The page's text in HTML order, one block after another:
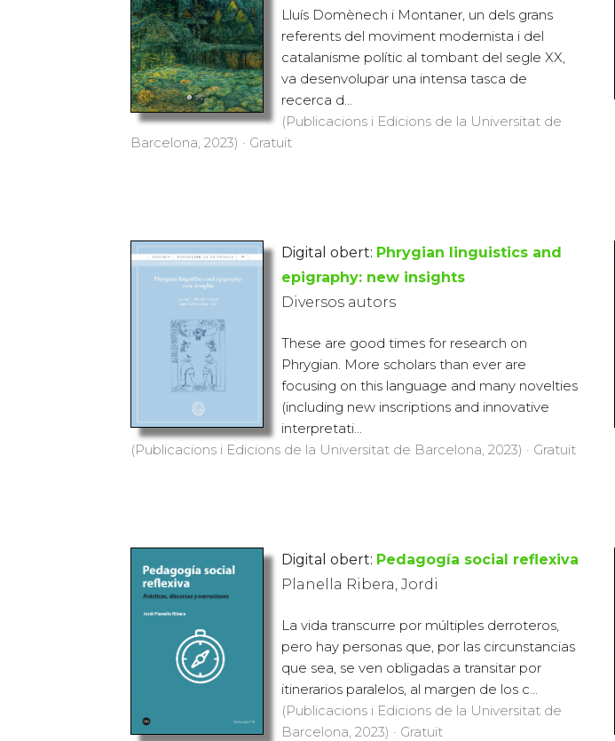
Lluís Domènech i Montaner, un dels grans
referents del moviment modernista i del
catalanisme polític al tombant del segle XX,
va desenvolupar una intensa tasca de
recerca d...
(Publicacions i Edicions de la Universitat de
Barcelona, 2023) · Gratuït
Digital obert: Phrygian linguistics and
epigraphy: new insights
Diversos autors
These are good times for research on
Phrygian. More scholars than ever are
focusing on this language and many novelties
(including new inscriptions and innovative
interpretati...
(Publicacions i Edicions de la Universitat de Barcelona, 2023) · Gratuït
Digital obert: Pedagogía social reflexiva
Planella Ribera, Jordi
La vida transcurre por múltiples derroteros,
pero hay personas que, por las circunstancias
que sea, se ven obligadas a transitar por
itinerarios paralelos, al margen de los c...
(Publicacions i Edicions de la Universitat de
Barcelona, 2023) · Gratuït